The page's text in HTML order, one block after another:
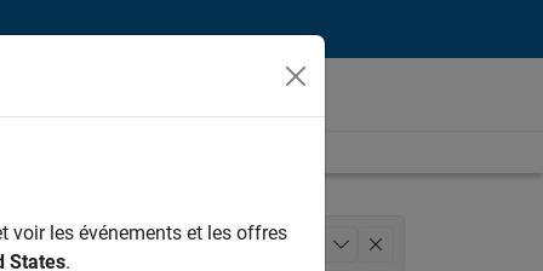
Ressources humaines
voir les événements et les offres
States.